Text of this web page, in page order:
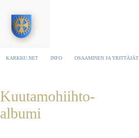
KARKKU.NET INFO OSAAMINEN JA YRITTÄJÄT
Kuutamohiihto-
albumi